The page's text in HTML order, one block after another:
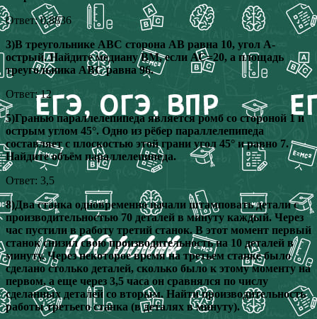
Ответ: 0,8836
3)В треугольнике АВС сторона АВ равна 10, угол А‐
острый. Найдите медиану ВМ, если АС=20, а площадь
треугольника АВС равна 96.
Ответ: 12
5)Гранью параллелепипеда является ромб со стороной 1 и
острым углом 45°. Одно из рёбер параллелепипеда
составляет с плоскостью этой грани угол 45° и равно 7.
Найдите объём параллелепипеда.
Ответ: 3,5
8)Два станка одновременно начали штамповать детали с
производительностью 70 деталей в минуту каждый. Через
час пустили в работу третий станок. В этот момент первый
станок снизил свою производительность на 10 деталей в
минуту. Через некоторое время на третьем станке было
сделано столько деталей, сколько было к этому моменту на
первом, а еще через 3,5 часа он сравнялся по числу
сделанных деталей со вторым. Найти производительность
работы третьего станка (в деталях в минуту).